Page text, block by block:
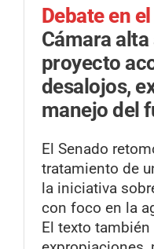
Debate en
Cámara
proyecto
desalojos,
manejo del
El Senado
tratamiento de
la iniciativa
con foco en la
El texto